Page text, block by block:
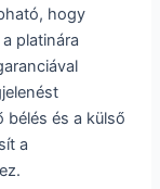
hogy
platinára
és a külső
a